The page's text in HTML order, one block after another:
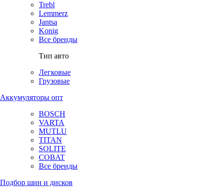
Trebl
Lemmerz
Jantsa
Konig
Все бренды
Тип авто
Легковые
Грузовые
Аккумуляторы опт
BOSCH
VARTA
MUTLU
TITAN
SOLITE
COBAT
Все бренды
Подбор шин и дисков